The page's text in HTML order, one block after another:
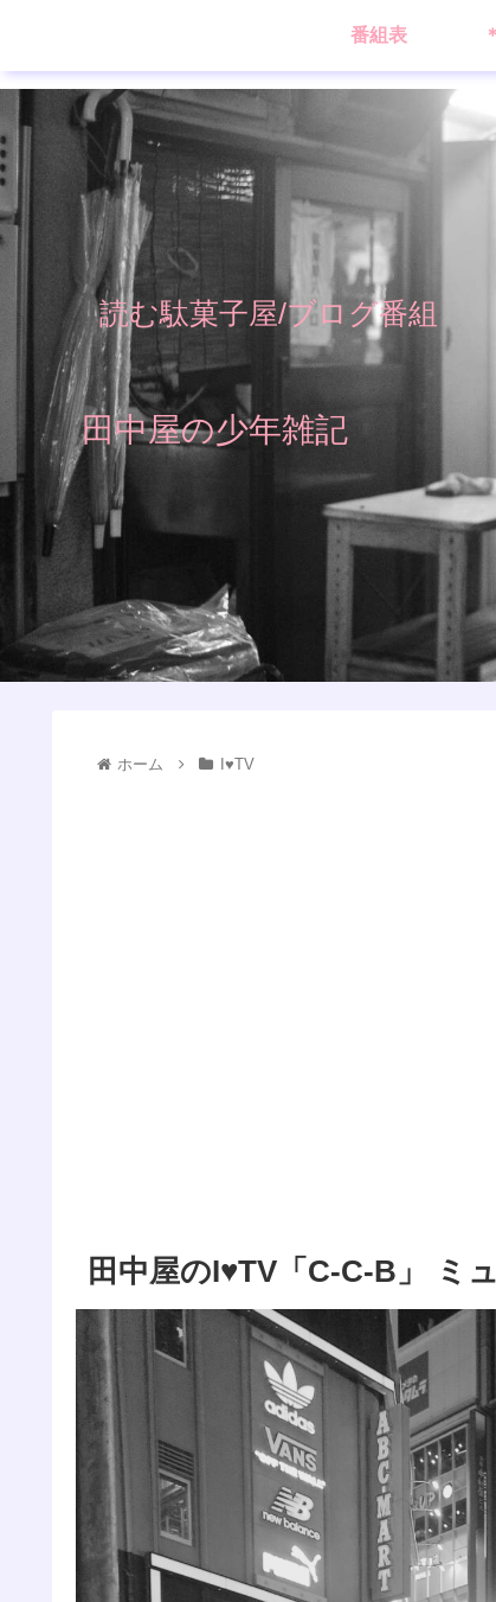
読む駄菓子屋/ブログ番組
田中屋の少年雑記
番組表
ホーム I♥️TV
田中屋のI♥️TV「C-C-B」 ミ